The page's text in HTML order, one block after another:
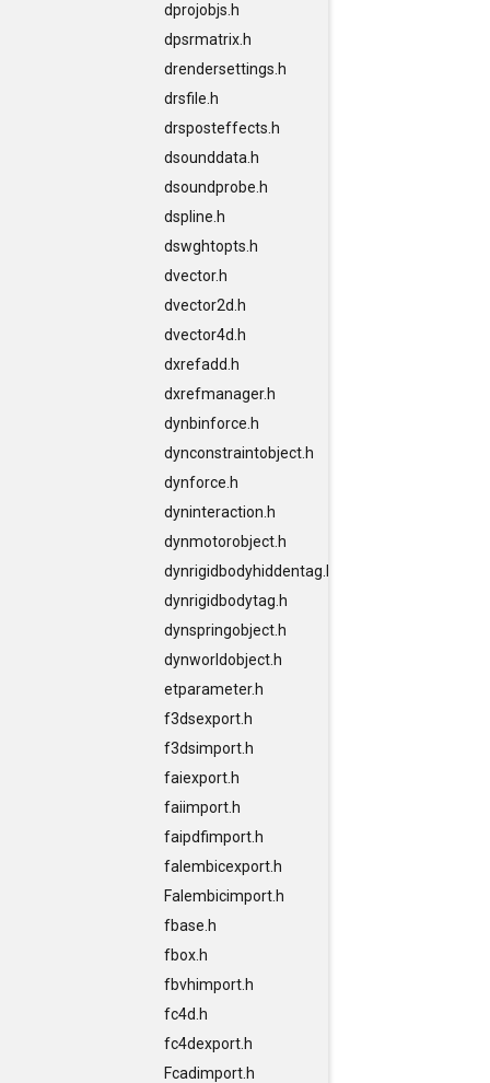
dprojobjs.h
dpsrmatrix.h
drendersettings.h
drsfile.h
drsposteffects.h
dsounddata.h
dsoundprobe.h
dspline.h
dswghtopts.h
dvector.h
dvector2d.h
dvector4d.h
dxrefadd.h
dxrefmanager.h
dynbinforce.h
dynconstraintobject.h
dynforce.h
dyninteraction.h
dynmotorobject.h
dynrigidbodyhiddentag.h
dynrigidbodytag.h
dynspringobject.h
dynworldobject.h
etparameter.h
f3dsexport.h
f3dsimport.h
faiexport.h
faiimport.h
faipdfimport.h
falembicexport.h
Falembicimport.h
fbase.h
fbox.h
fbvhimport.h
fc4d.h
fc4dexport.h
Fcadimport.h